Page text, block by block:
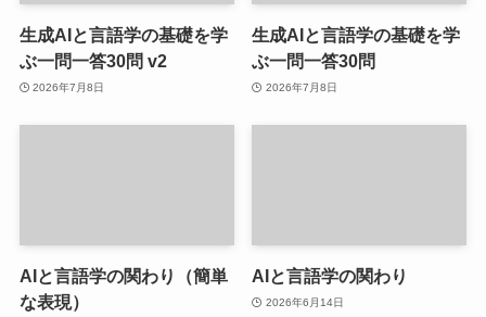
生成AIと言語学の基礎を学
ぶ一問一答30問 v2
2026年7月8日
生成AIと言語学の基礎を学
ぶ一問一答30問
2026年7月8日
AIと言語学の関わり（簡単
な表現）
AIと言語学の関わり
2026年6月14日